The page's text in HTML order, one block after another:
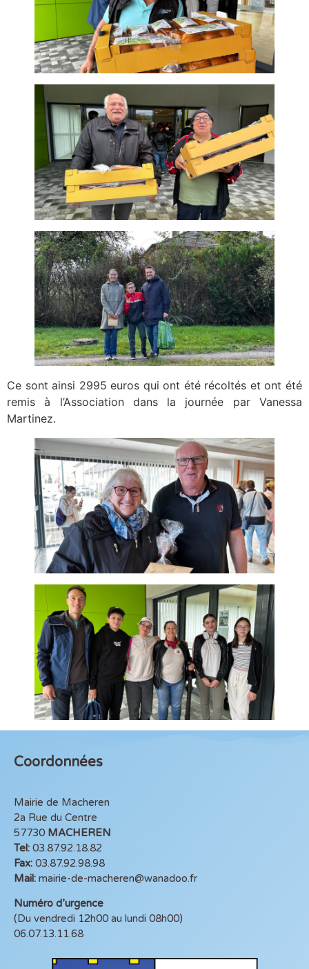
Ce sont ainsi 2995 euros qui ont été récoltés et ont été
remis à l’Association dans la journée par Vanessa
Martinez.
Coordonnées
Mairie de Macheren
2a Rue du Centre
57730 MACHEREN
Tel: 03.87.92.18.82
Fax: 03.87.92.98.98
Mail: mairie-de-macheren@wanadoo.fr
Numéro d’urgence
(Du vendredi 12h00 au lundi 08h00)
06.07.13.11.68